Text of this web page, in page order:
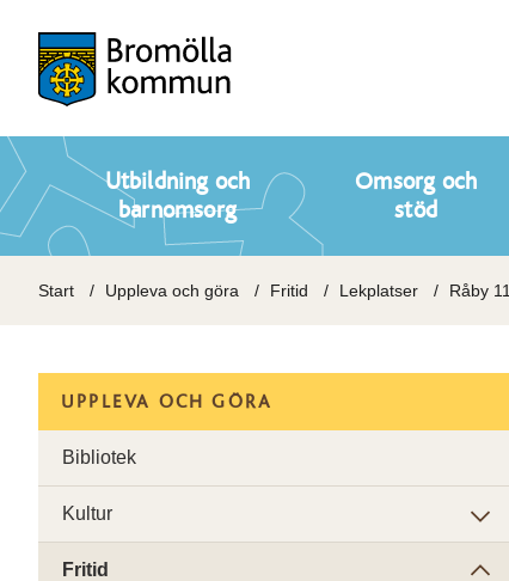
Utbildning och
barnomsorg
Omsorg och
stöd
Start Uppleva och göra Fritid Lekplatser Råby 11
UPPLEVA OCH GÖRA
Bibliotek
Kultur
Fritid